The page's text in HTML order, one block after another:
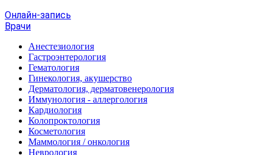
Онлайн-запись
Врачи
Анестезиология
Гастроэнтерология
Гематология
Гинекология, акушерство
Дерматология, дерматовенерология
Иммунология - аллергология
Кардиология
Колопроктология
Косметология
Маммология / онкология
Неврология